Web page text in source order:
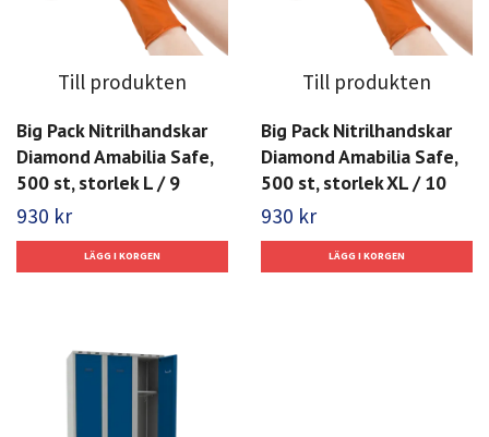
Till produkten
Big Pack Nitrilhandskar
Diamond Amabilia Safe,
500 st, storlek L / 9
930 kr
Till produkten
Big Pack Nitrilhandskar
Diamond Amabilia Safe,
500 st, storlek XL / 10
930 kr